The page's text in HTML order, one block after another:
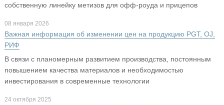
собственную линейку метизов для офф-роуда и прицепов
08 января 2026
Важная информация об изменении цен на продукцию PGT, OJ,
РИФ
В связи с планомерным развитием производства, постоянным
повышением качества материалов и необходимостью
инвестирования в современные технологии
24 октября 2025